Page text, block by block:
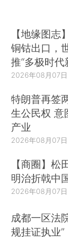
【地缘图志
铜钴出口，
推“多极时代
2026年08月07日
特朗普再签
生公民权 意
产业
2026年08月07日
【商圈】松
明治折戟中
2026年08月07日
成都一区法
规挂证执业”